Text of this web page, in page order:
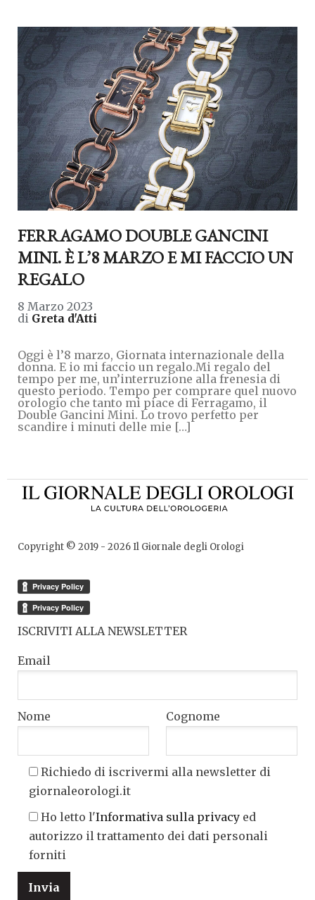
FERRAGAMO DOUBLE GANCINI
MINI. È L’8 MARZO E MI FACCIO UN
REGALO
8 Marzo 2023
di Greta d'Atti
Oggi è l’8 marzo, Giornata internazionale della
donna. E io mi faccio un regalo.Mi regalo del
tempo per me, un’interruzione alla frenesia di
questo periodo. Tempo per comprare quel nuovo
orologio che tanto mi piace di Ferragamo, il
Double Gancini Mini. Lo trovo perfetto per
scandire i minuti delle mie […]
Copyright © 2019 - 2026Il Giornale degli Orologi
ISCRIVITI ALLA NEWSLETTER
Email
Nome Cognome
Richiedo di iscrivermi alla newsletter di
giornaleorologi.it
Ho letto l'Informativa sulla privacy ed
autorizzo il trattamento dei dati personali
forniti